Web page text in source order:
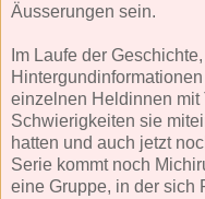
Äusserungen sein.
Im Laufe der
einzelnen Heldinnen mit
Schwierigkeiten sie
hatten und auch jetzt
Serie kommt noch
eine Gruppe, in der sich